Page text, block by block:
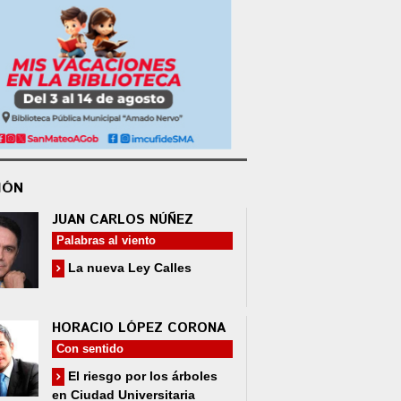
JUAN CARLOS NÚÑEZ
Palabras al viento
La nueva Ley Calles
HORACIO LÓPEZ CORONA
Con sentido
El riesgo por los árboles
en Ciudad Universitaria